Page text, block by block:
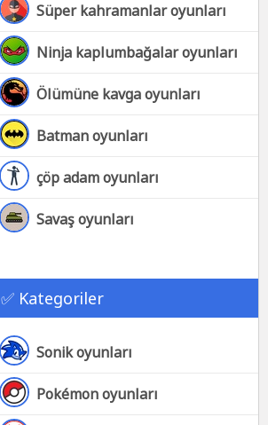
Süper kahramanlar oyunları
Ninja kaplumbağalar oyunları
Ölümüne kavga oyunları
Batman oyunları
çöp adam oyunları
Savaş oyunları
✅ Kategoriler
Sonik oyunları
Pokémon oyunları